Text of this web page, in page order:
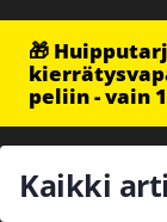
🎁
peliin - vain
Kaikki